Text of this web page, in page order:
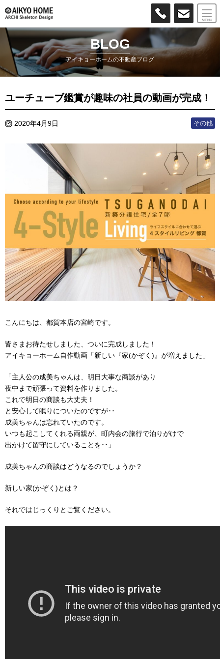
BLOG
アイキョーホームの不動産ブログ
ユーチューブ鑑賞が趣味の社員の動画が完成！
2020年4月9日 その他
こんにちは、都賀本店の宮崎です。
皆さまお待たせしました、ついに完成しました！
アイキョーホーム自作動画「新しい『家(かぞく ) 』が増えました」
「主人公の成美ちゃんは、明日大事な商談があり
夜中まで頑張って資料を作りました。
これで明日の商談も大丈夫！
と安心して眠りについたのですが･･
成美ちゃんは忘れていたのです。
いつも起こしてくれる両親が、町内会の旅行で泊りがけで
出かけて留守にしていることを･･」
成美ちゃんの商談はどうなるのでしょうか？
新しい家(かぞく )とは？
それではじっくりとご覧ください。
MENU